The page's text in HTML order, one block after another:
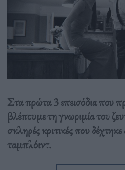
Στα πρώτα 3 επεισόδια που
βλέπουμε τη γνωριμία του
σκληρές κριτικές που
ταμπλόιντ.